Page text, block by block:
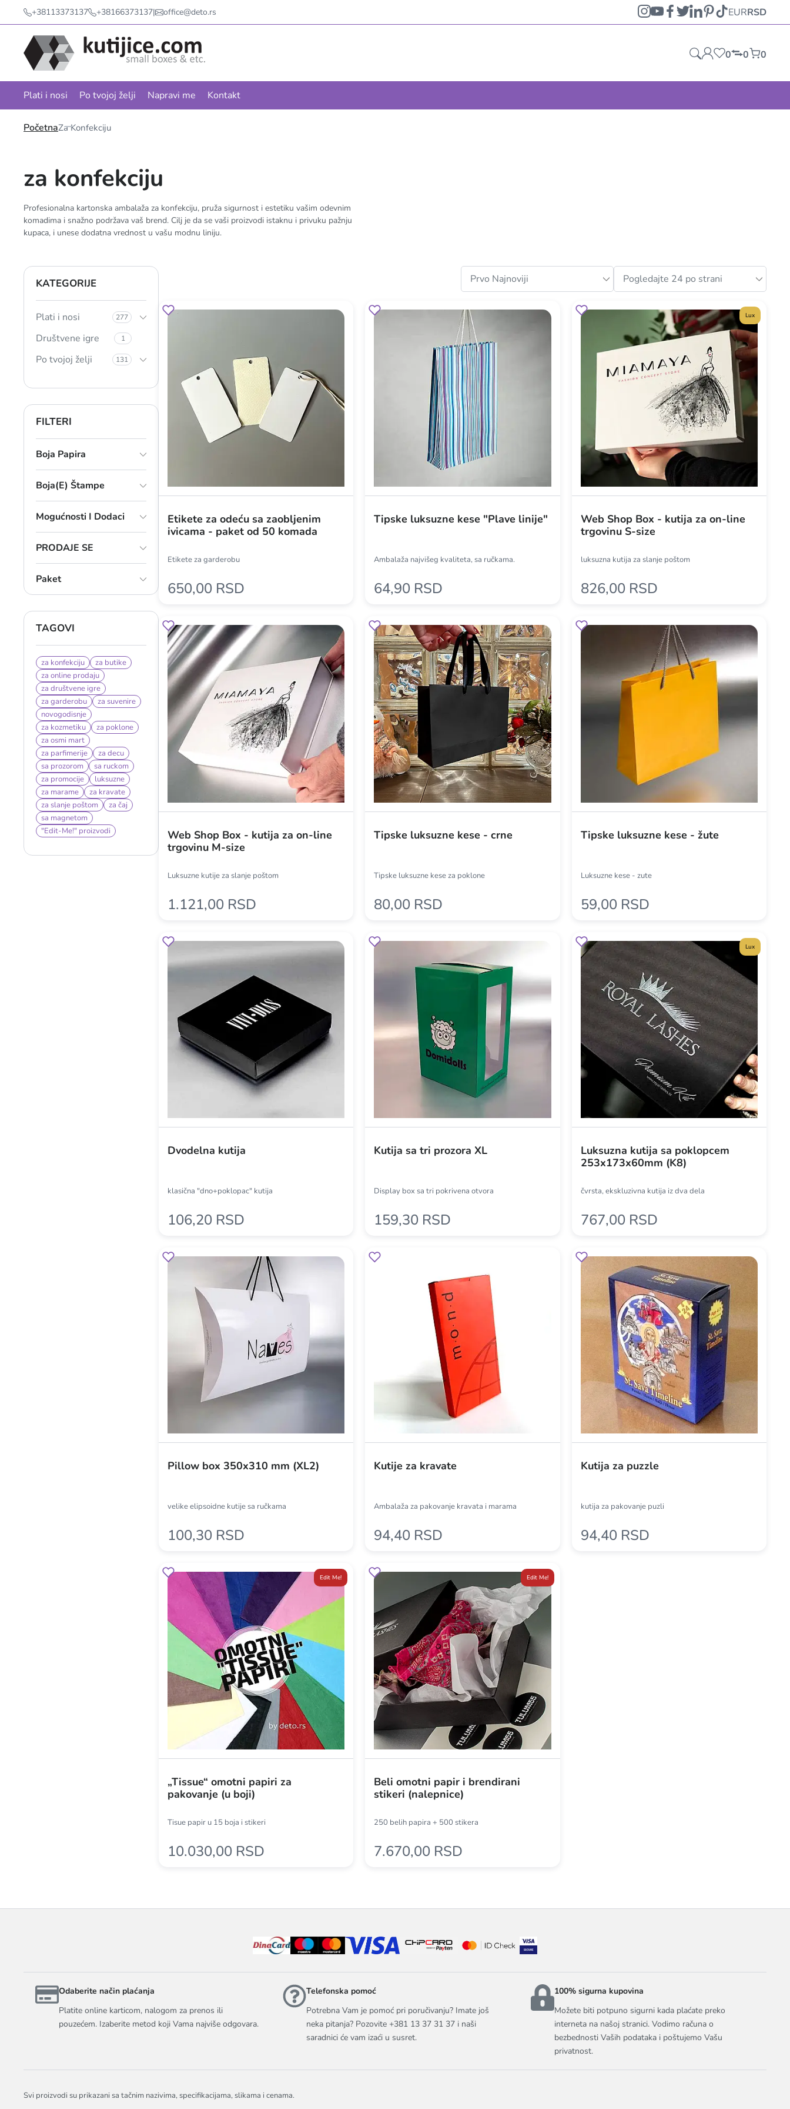
+38113373137 +38166373137| office@deto.rs EURRSD
0 0 0
Plati i nosi Po tvojoj želji Napravi me Kontakt
PočetnaZa Konfekciju
za konfekciju
Profesionalna kartonska ambalaža za konfekciju, pruža sigurnost i estetiku vašim odevnim
komadima i snažno podržava vaš brend. Cilj je da se vaši proizvodi istaknu i privuku pažnju
kupaca, i unese dodatna vrednost u vašu modnu liniju.
KATEGORIJE
Plati i nosi 277
Društvene igre 1
Po tvojoj želji 131
FILTERI
Boja Papira
Boja(e) Štampe
Mogućnosti I Dodaci
PRODAJE SE
Paket
TAGOVI
za konfekciju
za butike
za online prodaju
za društvene igre
za garderobu
za suvenire
novogodisnje
za kozmetiku
za poklone
za osmi mart
za parfimerije
za decu
sa prozorom
sa ruckom
za promocije
luksuzne
za marame
za kravate
za slanje poštom
za čaj
sa magnetom
"Edit-Me!" proizvodi
Etikete za odeću sa zaobljenim
ivicama - paket od 50 komada
Etikete za garderobu
650,00 RSD
Tipske luksuzne kese "Plave linije"
Ambalaža najvišeg kvaliteta, sa ručkama.
64,90 RSD
Lux
Web Shop Box - kutija za on-line
trgovinu S-size
luksuzna kutija za slanje poštom
826,00 RSD
Web Shop Box - kutija za on-line
trgovinu M-size
Luksuzne kutije za slanje poštom
1.121,00 RSD
Tipske luksuzne kese - crne
Tipske luksuzne kese za poklone
80,00 RSD
Tipske luksuzne kese - žute
Luksuzne kese - zute
59,00 RSD
Dvodelna kutija
klasična "dno+poklopac" kutija
106,20 RSD
Kutija sa tri prozora XL
Display box sa tri pokrivena otvora
159,30 RSD
Lux
Luksuzna kutija sa poklopcem
253x173x60mm (K8)
čvrsta, ekskluzivna kutija iz dva dela
767,00 RSD
Pillow box 350x310 mm (XL2)
velike elipsoidne kutije sa ručkama
100,30 RSD
Kutije za kravate
Ambalaža za pakovanje kravata i marama
94,40 RSD
Kutija za puzzle
kutija za pakovanje puzli
94,40 RSD
Edit Me!
„Tissue“ omotni papiri za
pakovanje (u boji)
Tisue papir u 15 boja i stikeri
10.030,00 RSD
Edit Me!
Beli omotni papir i brendirani
stikeri (nalepnice)
250 belih papira + 500 stikera
7.670,00 RSD
Odaberite način plaćanja
Platite online karticom, nalogom za prenos ili
pouzećem. Izaberite metod koji Vama najviše odgovara.
Telefonska pomoć
Potrebna Vam je pomoć pri poručivanju? Imate još
neka pitanja? Pozovite +381 13 37 31 37 i naši
saradnici će vam izaći u susret.
100% sigurna kupovina
Možete biti potpuno sigurni kada plaćate preko
interneta na našoj stranici. Vodimo računa o
bezbednosti Vaših podataka i poštujemo Vašu
privatnost.
Svi proizvodi su prikazani sa tačnim nazivima, specifikacijama, slikama i cenama.